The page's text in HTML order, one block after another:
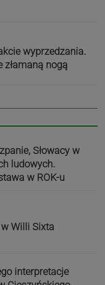
wyprzedzania.
złamaną nogą
Słowacy w
ludowych.
w ROK-u
Willi Sixta
interpretacje